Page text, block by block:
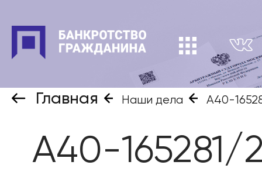
Главная Наши дела А40-
А40-165281/